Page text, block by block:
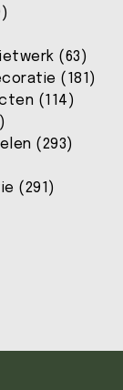
(63)
(181)
(114)
(293)
(291)